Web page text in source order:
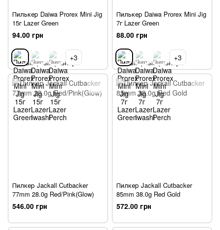
Пилькер Daiwa Prorex Mini Jig
15г Lazer Green
94.00 грн
+3
Пилькер Daiwa Prorex Mini Jig
7г Lazer Green
88.00 грн
+3
Пилкер Jackall Cutbacker
77mm 28.0g Red/Pink(Glow)
546.00 грн
Пилкер Jackall Cutbacker
85mm 38.0g Red Gold
572.00 грн